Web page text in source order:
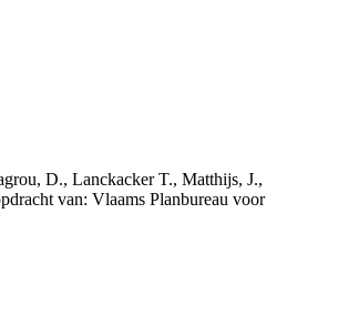
D., Lanckacker T., Matthijs, J.,
van: Vlaams Planbureau voor